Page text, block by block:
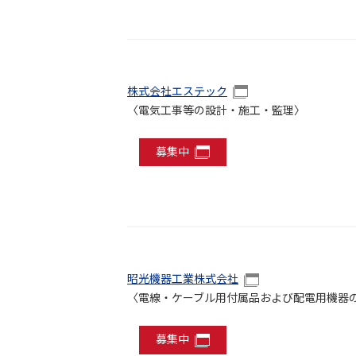
株式会社エステック
〈電気工事等の設計・施工・監理〉
募集中
昭光機器工業株式会社
〈電線・ケーブル用付属品および配電用機器
募集中